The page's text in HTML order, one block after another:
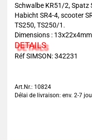
Schwalbe KR51/2, Spatz
Habicht SR4-4, scooter
TS250, TS250/1.
Dimensions :
DETAILS
Réf SIMSON: 342231
Art.Nr.: 10824
Délai de livraison: env. 2-7